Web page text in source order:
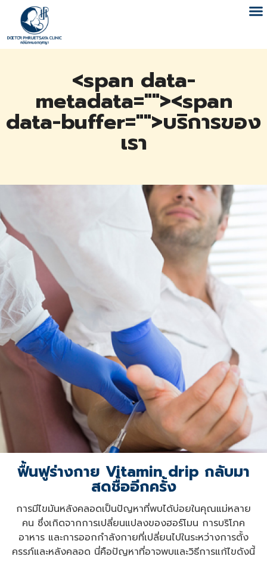
<span data-
metadata=""><span
data-buffer="">บริการของ
เรา
ฟื้นฟูร่างกาย Vitamin drip กลับมา
สดชื้ออีกครั้ง
การมีไขมันหลังคลอดเป็นปัญหาที่พบได้บ่อยในคุณแม่หลาย
คน ซึ่งเกิดจากการเปลี่ยนแปลงของฮอร์โมน การบริโภค
อาหาร และการออกกำลังกายที่เปลี่ยนไปในระหว่างการตั้ง
ครรภ์และหลังคลอด นี่คือปัญหาที่อาจพบและวิธีการแก้ไขดังนี้